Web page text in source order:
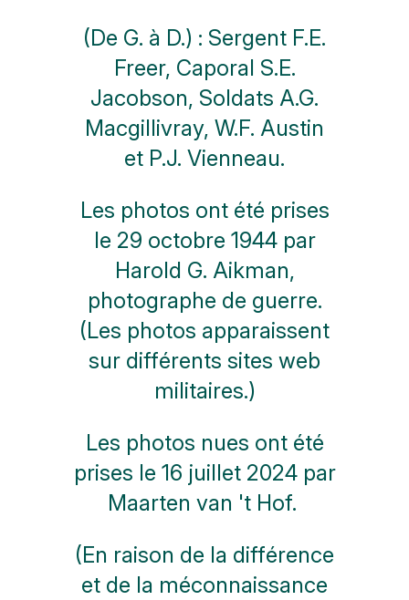
(De G. à D.) : Sergent F.E.
Freer, Caporal S.E.
Jacobson, Soldats A.G.
Macgillivray, W.F. Austin
et P.J. Vienneau.
Les photos ont été prises
le 29 octobre 1944 par
Harold G. Aikman,
photographe de guerre.
(Les photos apparaissent
sur différents sites web
militaires.)
Les photos nues ont été
prises le 16 juillet 2024 par
Maarten van 't Hof.
(En raison de la différence
et de la méconnaissance